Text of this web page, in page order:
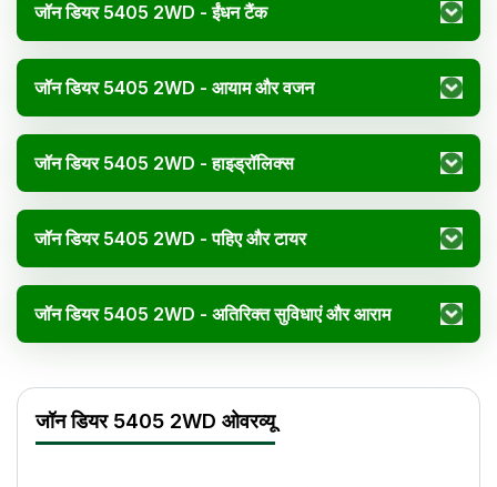
जॉन डियर 5405 2WD - ईंधन टैंक
जॉन डियर 5405 2WD - आयाम और वजन
जॉन डियर 5405 2WD - हाइड्रॉलिक्स
जॉन डियर 5405 2WD - पहिए और टायर
जॉन डियर 5405 2WD - अतिरिक्त सुविधाएं और आराम
एचपी
63
जॉन डियर 5405 2WD ओवरव्यू